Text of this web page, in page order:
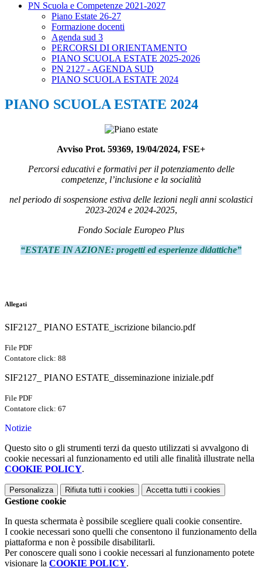
PN Scuola e Competenze 2021-2027
Piano Estate 26-27
Formazione docenti
Agenda sud 3
PERCORSI DI ORIENTAMENTO
PIANO SCUOLA ESTATE 2025-2026
PN 2127 - AGENDA SUD
PIANO SCUOLA ESTATE 2024
PIANO SCUOLA ESTATE 2024
Avviso Prot. 59369, 19/04/2024, FSE+
Percorsi educativi e formativi per il potenziamento delle
competenze, l’inclusione e la socialità
nel periodo di sospensione estiva delle lezioni negli anni scolastici
2023-2024 e 2024-2025,
Fondo Sociale Europeo Plus
“ESTATE IN AZIONE: progetti ed esperienze didattiche”
Allegati
SIF2127_ PIANO ESTATE_iscrizione bilancio.pdf
File PDF
Contatore click: 88
SIF2127_ PIANO ESTATE_disseminazione iniziale.pdf
File PDF
Contatore click: 67
Notizie
Questo sito o gli strumenti terzi da questo utilizzati si avvalgono di
cookie necessari al funzionamento ed utili alle finalità illustrate nella
COOKIE POLICY.
Personalizza Rifiuta tutti i cookies Accetta tutti i cookies
Gestione cookie
In questa schermata è possibile scegliere quali cookie consentire.
I cookie necessari sono quelli che consentono il funzionamento della
piattaforma e non è possibile disabilitarli.
Per conoscere quali sono i cookie necessari al funzionamento potete
visionare la COOKIE POLICY.